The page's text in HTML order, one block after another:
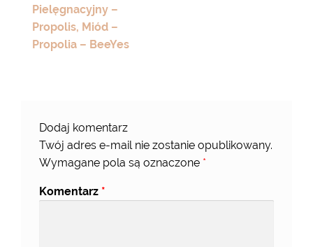
Pielęgnacyjny –
Propolis, Miód –
Propolia – BeeYes
Dodaj komentarz
Twój adres e-mail nie zostanie opublikowany.
Wymagane pola są oznaczone *
Komentarz *